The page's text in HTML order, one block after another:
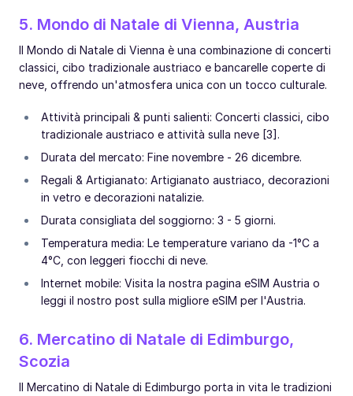
5. Mondo di Natale di Vienna, Austria
Il Mondo di Natale di Vienna è una combinazione di concerti
classici, cibo tradizionale austriaco e bancarelle coperte di
neve, offrendo un'atmosfera unica con un tocco culturale.
Attività principali & punti salienti: Concerti classici, cibo
tradizionale austriaco e attività sulla neve [3].
Durata del mercato: Fine novembre - 26 dicembre.
Regali & Artigianato: Artigianato austriaco, decorazioni
in vetro e decorazioni natalizie.
Durata consigliata del soggiorno: 3 - 5 giorni.
Temperatura media: Le temperature variano da -1°C a
4°C, con leggeri fiocchi di neve.
Internet mobile: Visita la nostra pagina eSIM Austria o
leggi il nostro post sulla migliore eSIM per l'Austria.
6. Mercatino di Natale di Edimburgo,
Scozia
Il Mercatino di Natale di Edimburgo porta in vita le tradizioni